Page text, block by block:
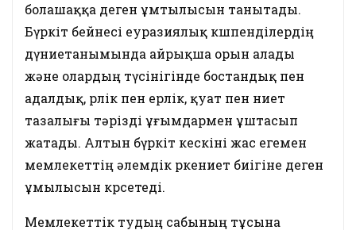
болашаққа деген ұмтылысын танытады.
Бүркіт бейнесі еуразиялық көшпенділердің
дүниетанымында айрықша орын алады
және олардың түсінігінде бостандық пен
адалдық, өрлік пен ерлік, қуат пен ниет
тазалығы тәрізді ұғымдармен ұштасып
жатады. Алтын бүркіт кескіні жас егемен
мемлекеттің әлемдік өркениет биігіне деген
ұмылысын көрсетеді.
Мемлекеттік тудың сабының тұсына